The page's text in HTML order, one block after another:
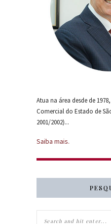
Atua na área desde de
Comercial do Estado de
2001/2002)...
Saiba mais.